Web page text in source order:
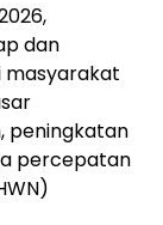
dan
masyarakat
peningkatan
percepatan